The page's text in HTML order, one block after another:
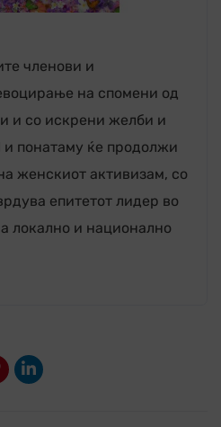
членови и
на спомени од
и со искрени желби и
понатаму ќе продолжи
женскиот активизам, со
епитетот лидер во
локално и национално